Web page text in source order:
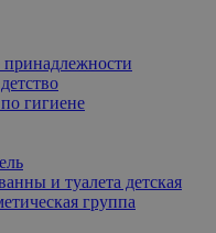
гигиене
и туалета детская
группа